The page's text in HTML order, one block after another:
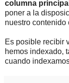
columna
poner a la
nuestro contenido
Es posible recibir
hemos indexado,
cuando